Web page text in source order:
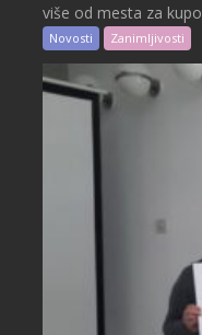
više od mesta za
Novosti Zanimljivosti